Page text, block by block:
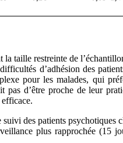
taille restreinte de
d’adhésion des
pour les malades, qui
pas d’être proche de leur
des patients psychotiques
plus rapprochée (15